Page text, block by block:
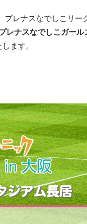
レナスなでしこリー
ナスなでしこガール
ます。